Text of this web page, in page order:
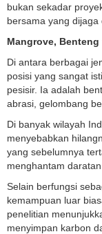
bukan sekadar
bersama yang dijaga
Mangrove,
Di antara berbagai
posisi yang sangat
pesisir. Ia adalah
abrasi, gelombang
Di banyak wilayah
menyebabkan
yang sebelumnya
menghantam
Selain berfungsi
kemampuan luar
penelitian
menyimpan karbon